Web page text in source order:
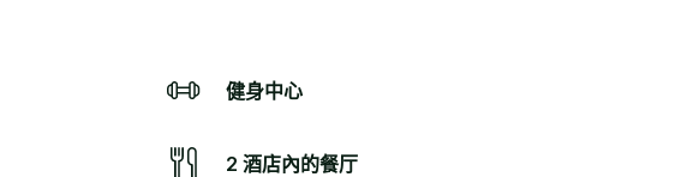
健身中心
2 酒店內的餐厅